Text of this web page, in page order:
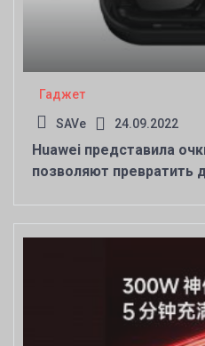
Гаджет
SAVe 24.09.2022
Huawei представила
позволяют превратить